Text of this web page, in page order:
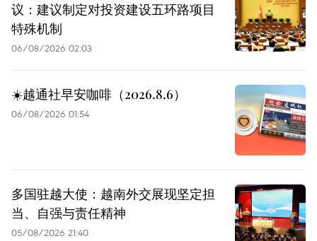
议：建议制定对投资建设五环路项目
特殊机制
06/08/2026 02:03
☀️越通社早安咖啡（2026.8.6）
06/08/2026 01:54
多国驻越大使：越南外交展现坚定担
当、自强与责任精神
05/08/2026 21:40